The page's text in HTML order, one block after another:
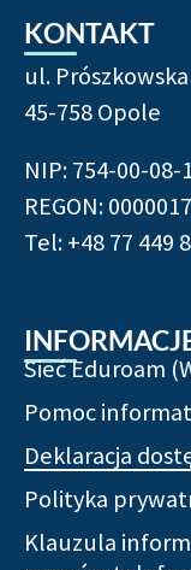
KONTAKT
ul.
45-758 Opole
NIP: 754-00-08-
REGON:
Tel: +48 77 449
Sieć Eduroam
Pomoc
Deklaracja
Polityka
Klauzula